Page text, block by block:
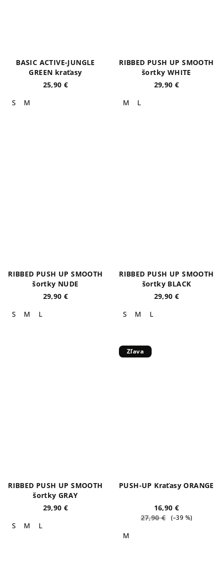
BASIC ACTIVE-JUNGLE
GREEN kraťasy
25,90 €
S
M
RIBBED PUSH UP SMOOTH
šortky WHITE
29,90 €
M
L
RIBBED PUSH UP SMOOTH
šortky NUDE
29,90 €
S
M L
RIBBED PUSH UP SMOOTH
šortky BLACK
29,90 €
S
M L
RIBBED PUSH UP SMOOTH
šortky GRAY
29,90 €
S
M L
Zľava
PUSH-UP Kraťasy ORANGE
16,90 €
27,90 €
(–39 %)
M